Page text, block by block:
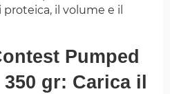
il volume e il
Pumped
gr: Carica il